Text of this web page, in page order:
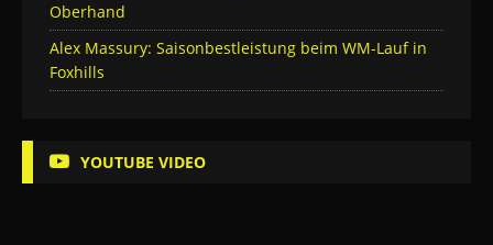
Oberhand
Alex Massury: Saisonbestleistung beim WM-Lauf in
Foxhills
YOUTUBE VIDEO